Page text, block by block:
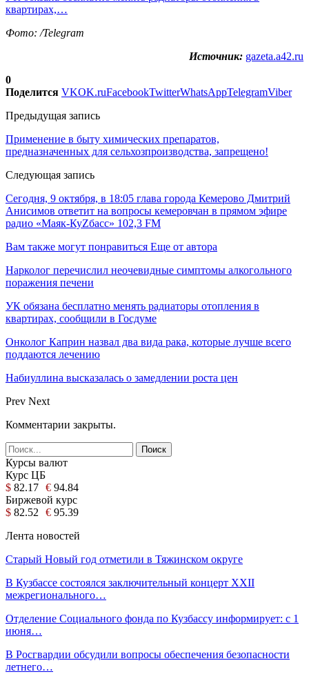
квартирах,…
Фото: /Telegram
Источник: gazeta.a42.ru
0
Поделится VKOK.ruFacebookTwitterWhatsAppTelegramViber
Предыдущая запись
Применение в быту химических препаратов,
предназначенных для сельхозпроизводства, запрещено!
Следующая запись
Сегодня, 9 октября, в 18:05 глава города Кемерово Дмитрий
Анисимов ответит на вопросы кемеровчан в прямом эфире
радио «Маяк-КуZбасс» 102,3 FM
Вам также могут понравиться Еще от автора
Нарколог перечислил неочевидные симптомы алкогольного
поражения печени
УК обязана бесплатно менять радиаторы отопления в
квартирах, сообщили в Госдуме
Онколог Каприн назвал два вида рака, которые лучше всего
поддаются лечению
Набиуллина высказалась о замедлении роста цен
Prev Next
Комментарии закрыты.
Курсы валют
Курс ЦБ
$ 82.17 € 94.84
Биржевой курс
$ 82.52 € 95.39
Лента новостей
Старый Новый год отметили в Тяжинском округе
В Кузбассе состоялся заключительный концерт XXII
межрегионального…
Отделение Социального фонда по Кузбассу информирует: с 1
июня…
В Росгвардии обсудили вопросы обеспечения безопасности
летнего…